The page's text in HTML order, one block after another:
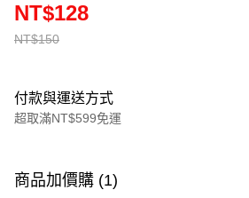
NT$150
NT$128
付款與運送方式
超取滿NT$599免運
信用卡一次付款
商品加價購 (1)